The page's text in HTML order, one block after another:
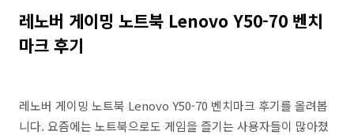
레노버 게이밍 노트북 Lenovo Y50-70 벤치
마크 후기
레노버 게이밍 노트북 Lenovo Y50-70 벤치마크 후기를 올려봅
니다. 요즘에는 노트북으로도 게임을 즐기는 사용자들이 많아졌